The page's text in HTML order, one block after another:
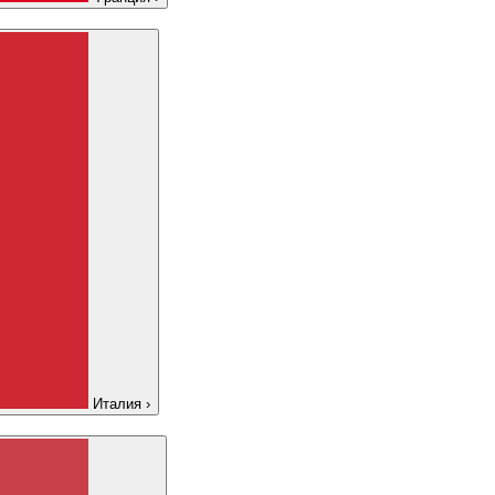
Италия ›